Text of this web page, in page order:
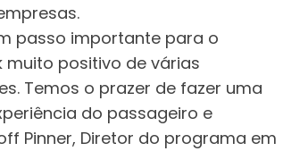
passo importante para o
positivo de várias
Temos o prazer de fazer uma
do passageiro e
Pinner, Diretor do programa em